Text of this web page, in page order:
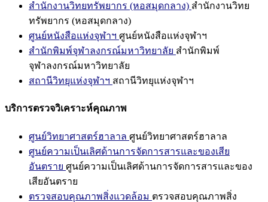
สำนักงานวิทยทรัพยากร (หอสมุดกลาง) สำนักงานวิทย
ทรัพยากร (หอสมุดกลาง)
ศูนย์หนังสือแห่งจุฬาฯ ศูนย์หนังสือแห่งจุฬาฯ
สำนักพิมพ์จุฬาลงกรณ์มหาวิทยาลัย สำนักพิมพ์
จุฬาลงกรณ์มหาวิทยาลัย
สถานีวิทยุแห่งจุฬาฯ สถานีวิทยุแห่งจุฬาฯ
บริการตรวจวิเคราะห์คุณภาพ
ศูนย์วิทยาศาสตร์ฮาลาล ศูนย์วิทยาศาสตร์ฮาลาล
ศูนย์ความเป็นเลิศด้านการจัดการสารและของเสีย
อันตราย ศูนย์ความเป็นเลิศด้านการจัดการสารและของ
เสียอันตราย
ตรวจสอบคุณภาพสิ่งแวดล้อม ตรวจสอบคุณภาพสิ่ง